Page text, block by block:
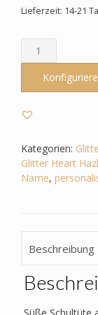
Lieferzeit: 14-21
Schultüte
passend
StepbyStep-
Heart
–
Dino
-
Menge
Kategorien:
Glitter Heart
Name,
Beschreibung
Süße Schultüte